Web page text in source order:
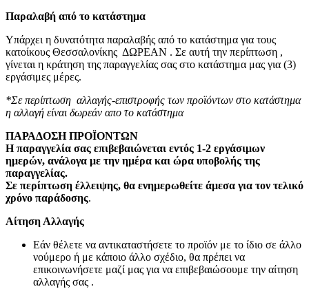
Παραλαβή από το κατάστημα
Υπάρχει η δυνατότητα παραλαβής από το κατάστημα για τους
κατοίκους Θεσσαλονίκης ΔΩΡΕΑΝ . Σε αυτή την περίπτωση ,
γίνεται η κράτηση της παραγγελίας σας στο κατάστημα μας για (3)
εργάσιμες μέρες.
*Σε περίπτωση αλλαγής-επιστροφής των προϊόντων στο κατάστημα
η αλλαγή είναι δωρεάν απο το κατάστημα
ΠΑΡΑΔΟΣΗ ΠΡΟΪΟΝΤΩΝ
Η παραγγελία σας επιβεβαιώνεται εντός 1-2 εργάσιμων
ημερών, ανάλογα με την ημέρα και ώρα υποβολής της
παραγγελίας.
Σε περίπτωση έλλειψης, θα ενημερωθείτε άμεσα για τον τελικό
χρόνο παράδοσης.
Αίτηση Αλλαγής
Εάν θέλετε να αντικαταστήσετε το προϊόν με το ίδιο σε άλλο
νούμερο ή με κάποιο άλλο σχέδιο, θα πρέπει να
επικοινωνήσετε μαζί μας για να επιβεβαιώσουμε την αίτηση
αλλαγής σας .